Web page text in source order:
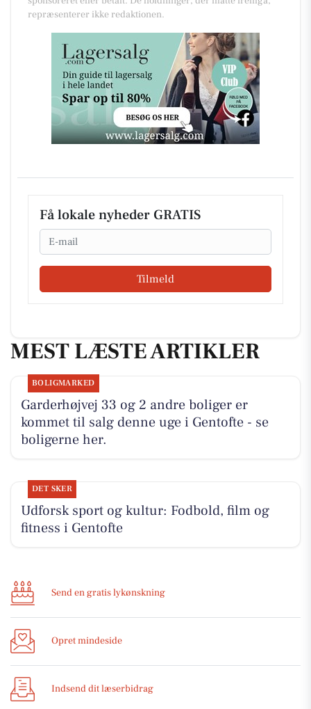
repræsenterer ikke redaktionen.
Få lokale nyheder GRATIS
Email
Tilmeld
MEST LÆSTE ARTIKLER
BOLIGMARKED
Garderhøjvej 33 og 2 andre boliger er
kommet til salg denne uge i Gentofte - se
boligerne her.
DET SKER
Udforsk sport og kultur: Fodbold, film og
fitness i Gentofte
Send en gratis lykønskning
Opret mindeside
Indsend dit læserbidrag